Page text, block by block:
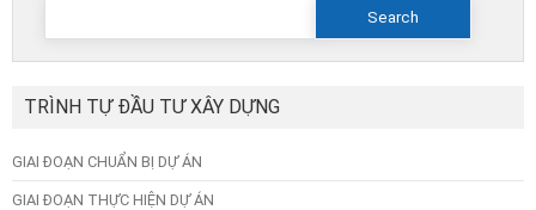
TRÌNH TỰ ĐẦU TƯ XÂY DỰNG
GIAI ĐOẠN CHUẨN BỊ DỰ ÁN
GIAI ĐOẠN THỰC HIỆN DỰ ÁN